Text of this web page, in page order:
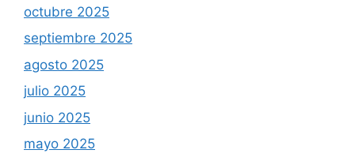
octubre 2025
septiembre 2025
agosto 2025
julio 2025
junio 2025
mayo 2025